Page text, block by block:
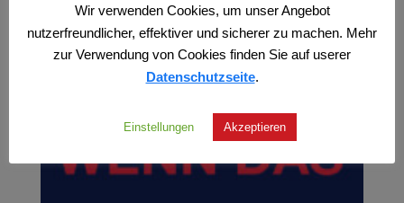
Wir verwenden Cookies, um unser Angebot
nutzerfreundlicher, effektiver und sicherer zu machen. Mehr
zur Verwendung von Cookies finden Sie auf userer
Datenschutzseite.
Einstellungen Akzeptieren